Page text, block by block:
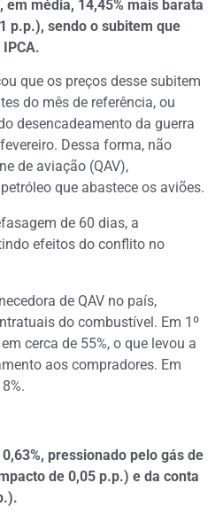
média, 14,45% mais barata
p.p.), sendo o subitem que
que os preços desse subitem
do mês de referência, ou
desencadeamento da guerra
Dessa forma, não
de aviação (QAV),
que abastece os aviões.
de 60 dias, a
efeitos do conflito no
de QAV no país,
do combustível. Em 1º
cerca de 55%, o que levou a
aos compradores. Em
pressionado pelo gás de
de 0,05 p.p.) e da conta